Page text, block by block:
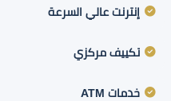
إنترنت عالي السرعة
تكييف مركزي
خدمات ATM